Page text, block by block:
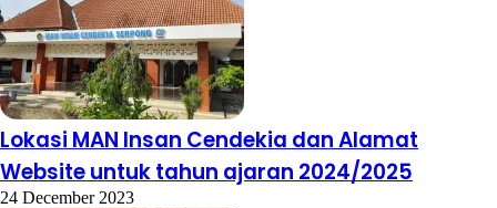
Lokasi MAN Insan Cendekia dan Alamat
Website untuk tahun ajaran 2024/2025
24 December 2023